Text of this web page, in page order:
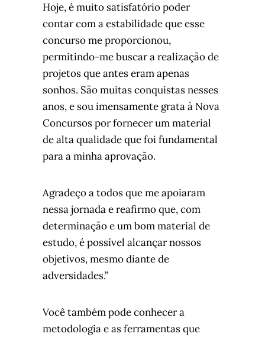
Hoje, é muito satisfatório poder
contar com a estabilidade que esse
concurso me proporcionou,
permitindo-me buscar a realização de
projetos que antes eram apenas
sonhos. São muitas conquistas nesses
anos, e sou imensamente grata à Nova
Concursos por fornecer um material
de alta qualidade que foi fundamental
para a minha aprovação.
Agradeço a todos que me apoiaram
nessa jornada e reafirmo que, com
determinação e um bom material de
estudo, é possível alcançar nossos
objetivos, mesmo diante de
adversidades.”
Você também pode conhecer a
metodologia e as ferramentas que